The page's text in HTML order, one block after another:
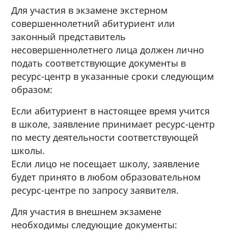
Для участия в экзамене экстерном
совершеннолетний абитуриент или
законный представитель
несовершеннолетнего лица должен лично
подать соответствующие документы в
ресурс-центр в указанные сроки следующим
образом:
Если абитуриент в настоящее время учится
в школе, заявление принимает ресурс-центр
по месту деятельности соответствующей
школы.
Если лицо не посещает школу, заявление
будет принято в любом образовательном
ресурс-центре по запросу заявителя.
Для участия в внешнем экзамене
необходимы следующие документы: